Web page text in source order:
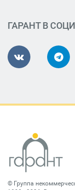
ГАРАНТ В
© Группа